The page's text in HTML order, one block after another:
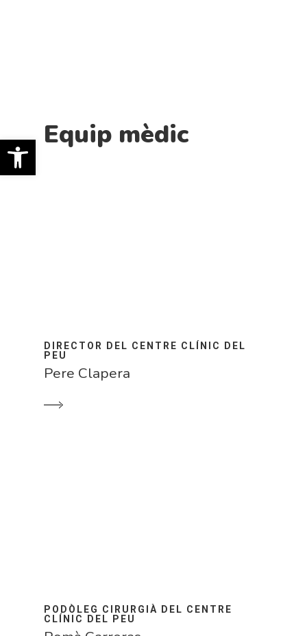
Equip mèdic
DIRECTOR DEL CENTRE CLÍNIC DEL
PEU
Pere Clapera
PODÒLEG CIRURGIÀ DEL CENTRE
CLÍNIC DEL PEU
Obre la barra d'eines